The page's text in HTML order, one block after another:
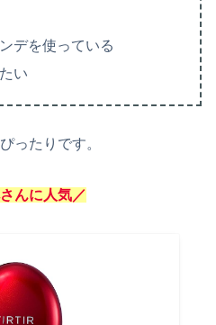
デを使っている
い
ったりです。
んに人気／